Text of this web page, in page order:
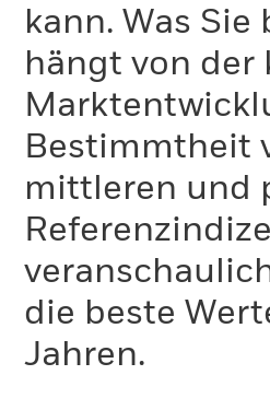
kann. Was
hängt von
Bestimmtheit
mittleren und
die beste
Jahren.